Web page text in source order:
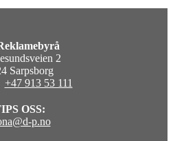
2
Sarpsborg
+47 913 53 111
OSS:
p.no